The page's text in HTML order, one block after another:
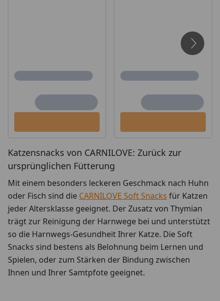
Katzensnacks von CARNILOVE: Zurück zur
ursprünglichen Fütterung
Mit einem besonders leckeren Geschmack nach Huhn
oder Fisch sind die CARNILOVE Soft Snacks für Katzen
jeder Altersklasse geeignet. Der Zusatz von Thymian
trägt zur Reinigung der Harnwege bei und unterstützt
so die Harnwegs-Gesundheit Ihrer Katze. Die Soft
Snacks sind bestens als Belohnung beim Lernen und
Spielen, oder zum Stärken der Bindung zwischen
Ihnen und Ihrer Samtpfote geeignet.